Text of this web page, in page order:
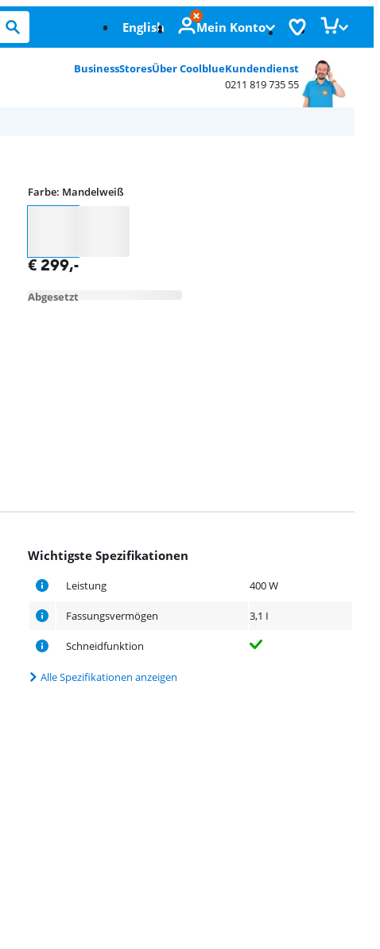
English Mein Konto
BusinessStoresÜber CoolblueKundendienst
0211 819 735 55
Farbe: Mandelweiß
€299,-
Abgesetzt
Wichtigste Spezifikationen
Leistung 400 W
Fassungsvermögen 3,1 I
Schneidfunktion
Alle Spezifikationen anzeigen